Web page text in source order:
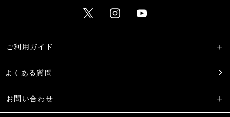
ご利用ガイド
よくある質問
お問い合わせ